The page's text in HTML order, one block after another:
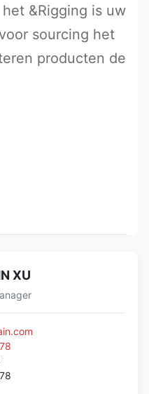
&Rigging is uw
sourcing het
producten de
XU